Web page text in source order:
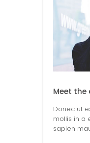
Meet the
Donec ut
mollis in a
sapien